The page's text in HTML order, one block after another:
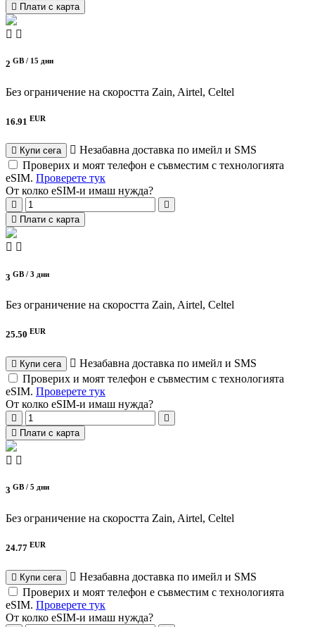
Плати с карта
2 GB / 15 дни
Без ограничение на скоростта Zain, Airtel, Celtel
16.91 EUR
Купи сега
Незабавна доставка по имейл и SMS
Проверих и моят телефон е съвместим с технологията
eSIM. Проверете тук
От колко eSIM-и имаш нужда?
Плати с карта
3 GB / 3 дни
Без ограничение на скоростта Zain, Airtel, Celtel
25.50 EUR
Купи сега
Незабавна доставка по имейл и SMS
Проверих и моят телефон е съвместим с технологията
eSIM. Проверете тук
От колко eSIM-и имаш нужда?
Плати с карта
3 GB / 5 дни
Без ограничение на скоростта Zain, Airtel, Celtel
24.77 EUR
Купи сега
Незабавна доставка по имейл и SMS
Проверих и моят телефон е съвместим с технологията
eSIM. Проверете тук
От колко eSIM-и имаш нужда?